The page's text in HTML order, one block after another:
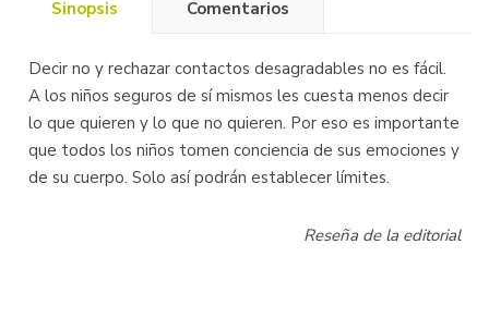
Sinopsis Comentarios
Decir no y rechazar contactos desagradables no es fácil.
A los niños seguros de sí mismos les cuesta menos decir
lo que quieren y lo que no quieren. Por eso es importante
que todos los niños tomen conciencia de sus emociones y
de su cuerpo. Solo así podrán establecer límites.
Reseña de la editorial